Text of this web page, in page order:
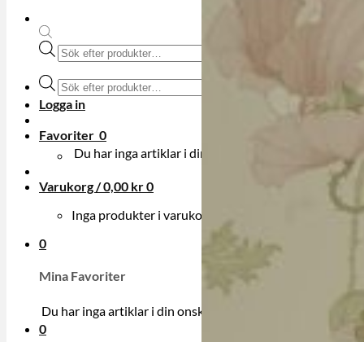
Produktsökning
Produktsökning
Logga in
Favoriter 0
Du har inga artiklar i din onskelista.
Varukorg /0,00 kr0
Inga produkter i varukorgen.
0
Mina Favoriter
Du har inga artiklar i din onskelista.
0